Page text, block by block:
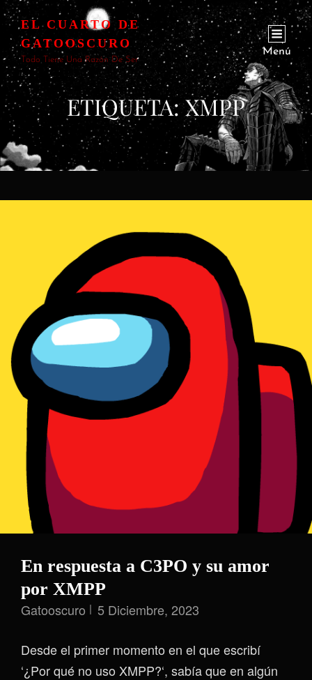
EL CUARTO DE
GATOOSCURO
Todo Tiene Una Razón De Ser
Menú
ETIQUETA:XMPP
En respuesta a C3PO y su amor
por XMPP
Gatooscuro 5 Diciembre, 2023
Desde el primer momento en el que escribí
‘¿Por qué no uso XMPP?‘, sabía que en algún